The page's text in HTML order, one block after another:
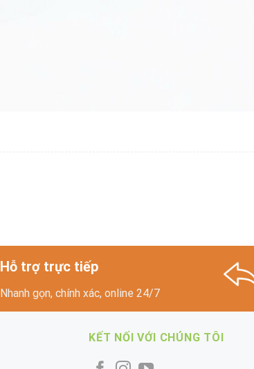
Hỗ trợ trực tiếp
Nhanh gọn, chính xác, online 24/7
KẾT NỐI VỚI CHÚNG TÔI